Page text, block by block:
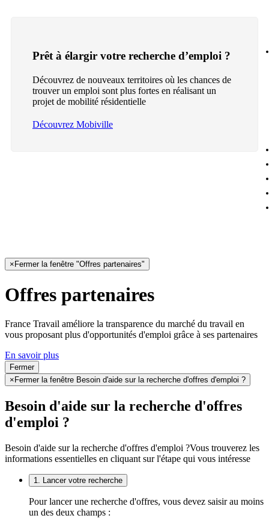
Prêt à élargir votre recherche d’emploi ?
Découvrez de nouveaux territoires où les chances de
trouver un emploi sont plus fortes en réalisant un
projet de mobilité résidentielle
Découvrez Mobiville
× Fermer la fenêtre "Offres partenaires"
Offres partenaires
France Travail améliore la transparence du marché du travail en
vous proposant plus d'opportunités d'emploi grâce à ses partenaires
En savoir plus
Fermer
× Fermer la fenêtre Besoin d'aide sur la recherche d'offres d'emploi ?
Besoin d'aide sur la recherche d'offres
d'emploi ?
Besoin d'aide sur la recherche d'offres d'emploi ?Vous trouverez les
informations essentielles en cliquant sur l'étape qui vous intéresse
1. Lancer votre recherche
Pour lancer une recherche d'offres, vous devez saisir au moins
un des deux champs :